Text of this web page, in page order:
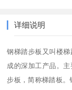
详细说明
钢梯踏步板又叫楼
成的深加工产品。
步板，简称梯踏板